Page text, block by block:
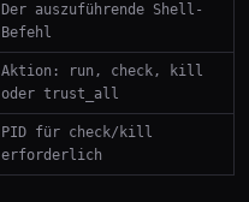
Der auszuführende Shell-
Befehl
Aktion: run, check, kill
oder trust_all
PID für check/kill
erforderlich